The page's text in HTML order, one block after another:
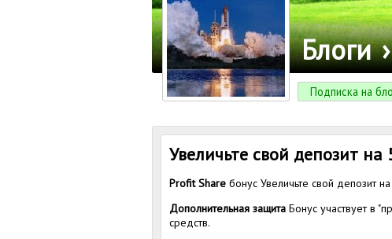
Блоги ›
Подписка на
Увеличьте свой депозит на
Profit Share бонус Увеличьте свой депозит
Дополнительная защита Бонус участвует в
средств.